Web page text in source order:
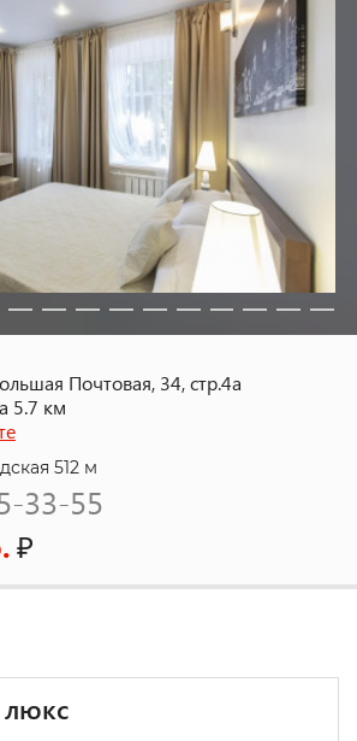
Почтовая, 34, стр.4а
5.7 км
512 м
33-55
₽